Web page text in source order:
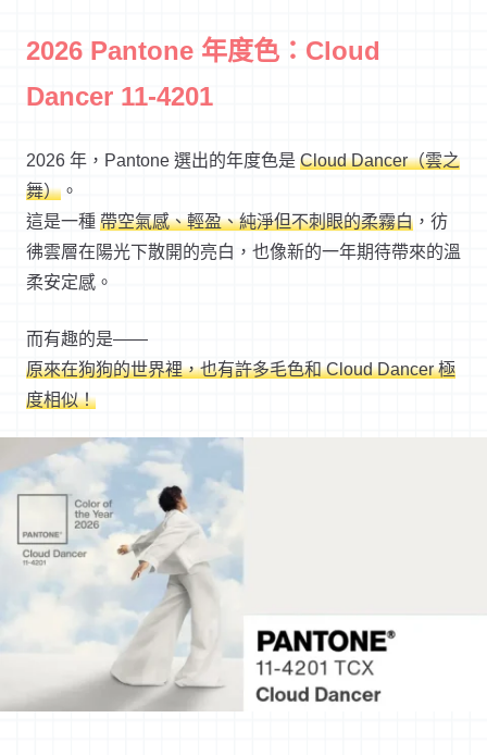
2026 Pantone 年度色：Cloud
Dancer 11-4201
2026 年，Pantone 選出的年度色是 Cloud Dancer（雲之
舞） 。
這是一種 帶空氣感、輕盈、純淨但不刺眼的柔霧白 ，彷
彿雲層在陽光下散開的亮白，也像新的一年期待帶來的溫
柔安定感。
而有趣的是——
原來在狗狗的世界裡，也有許多毛色和 Cloud Dancer 極
度相似！